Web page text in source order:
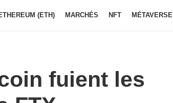
(ETH) MARCHÉS NFT MÉTAVERSE
fuient les